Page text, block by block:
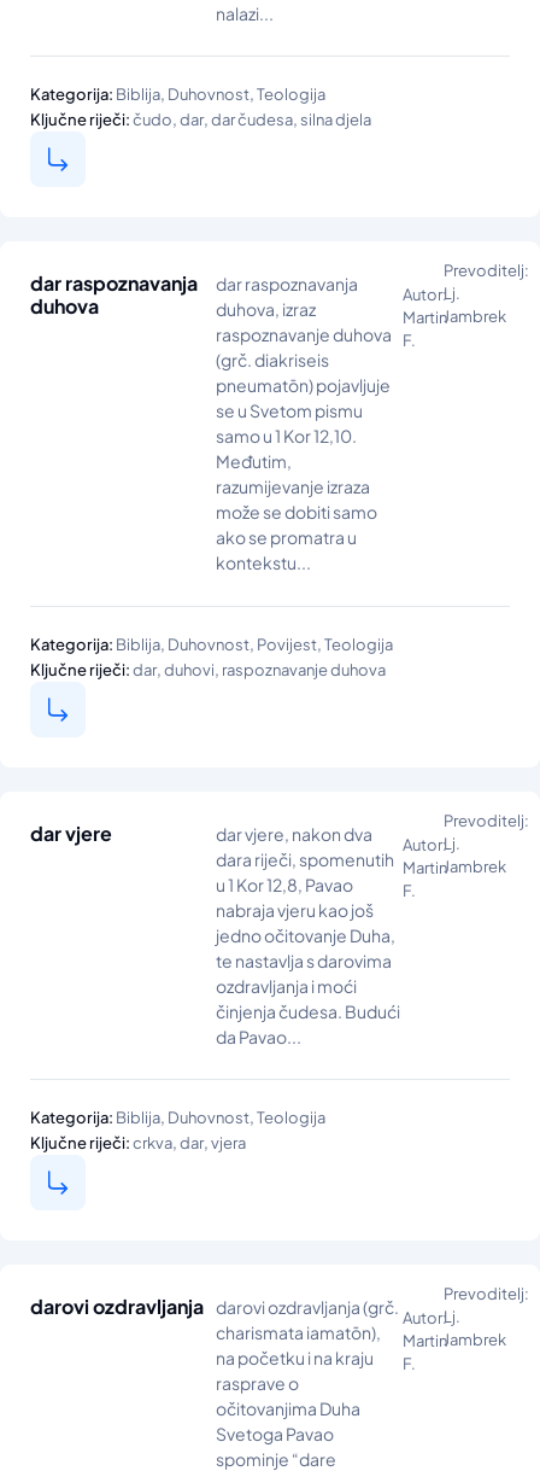
nalazi...
Kategorija: Biblija, Duhovnost,Teologija
Ključne riječi:čudo,dar,dar čudesa,silna djela
dar raspoznavanja
duhova
dar raspoznavanja
duhova, izraz
raspoznavanje duhova
(grč. diakriseis
pneumatōn) pojavljuje
se u Svetom pismu
samo u 1 Kor 12,10.
Međutim,
razumijevanje izraza
može se dobiti samo
ako se promatra u
kontekstu...
Autor:
Martin
F.
Prevoditelj:
Lj.
Jambrek
Kategorija: Biblija Duhovnost Povijest Teologija
Ključne riječi:dar, duhovi raspoznavanje duhova
dar vjere
dar vjere, nakon dva
dara riječi, spomenutih
u 1 Kor 12,8, Pavao
nabraja vjeru kao još
jedno očitovanje Duha,
te nastavlja s darovima
ozdravljanja i moći
činjenja čudesa. Budući
da Pavao...
Autor:
Martin
F.
Prevoditelj:
Lj.
Jambrek
Kategorija: Biblija, Duhovnost,Teologija
Ključne riječi:crkva,dar,vjera
darovi ozdravljanja darovi ozdravljanja (grč.
charismata iamatōn),
na početku i na kraju
rasprave o
očitovanjima Duha
Svetoga Pavao
spominje “dare
Autor:
Martin
F.
Prevoditelj:
Lj.
Jambrek